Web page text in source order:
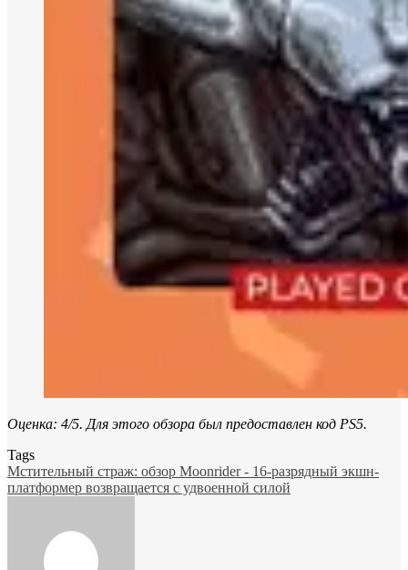
Оценка: 4/5. Для этого обзора был предоставлен код PS5.
Tags
Мстительный страж: обзор Moonrider - 16-разрядный экшн-
платформер возвращается с удвоенной силой